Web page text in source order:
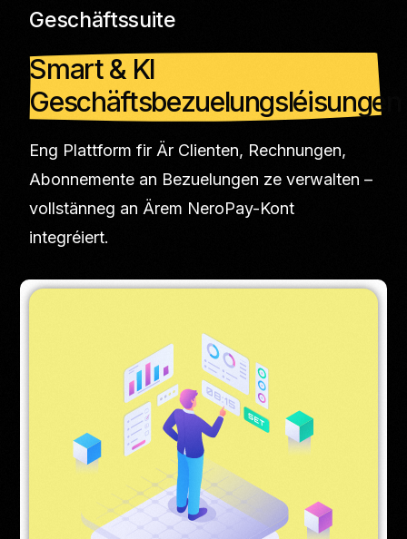
Geschäftssuite
Smart & KI
Geschäftsbezuelungsléisungen
Eng Plattform fir Är Clienten, Rechnungen,
Abonnemente an Bezuelungen ze verwalten –
vollstänneg an Ärem NeroPay-Kont
integréiert.